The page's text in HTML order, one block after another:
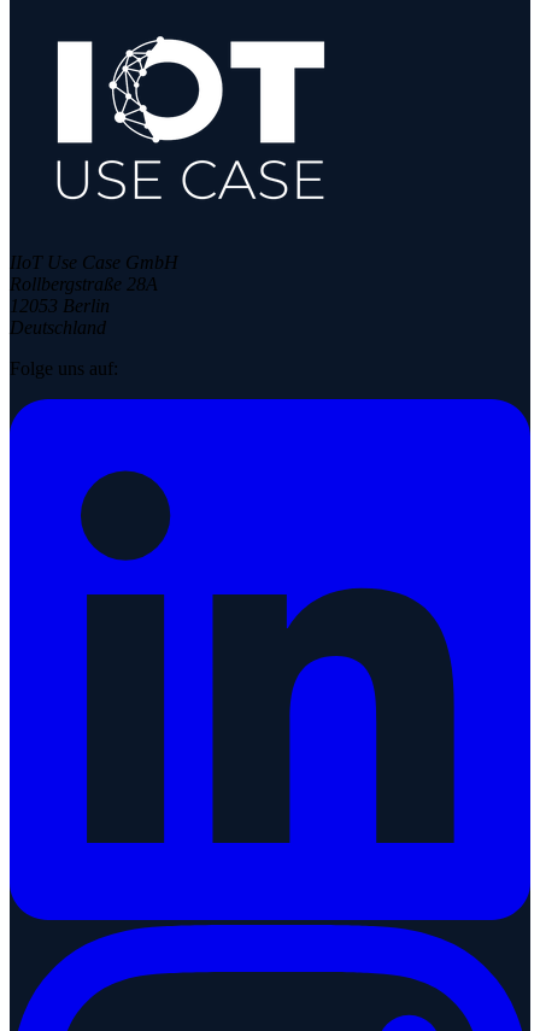
IIoT Use Case GmbH
Rollbergstraße 28A
12053 Berlin
Deutschland
Folge uns auf: